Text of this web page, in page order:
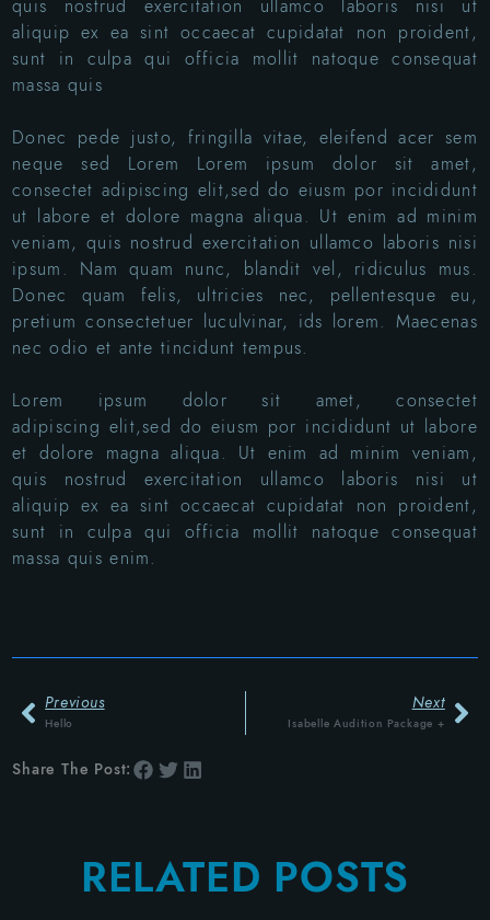
quis nostrud exercitation ullamco laboris nisi ut
aliquip ex ea sint occaecat cupidatat non proident,
sunt in culpa qui officia mollit natoque consequat
massa quis
Donec pede justo, fringilla vitae, eleifend acer sem
neque sed Lorem Lorem ipsum dolor sit amet,
consectet adipiscing elit,sed do eiusm por incididunt
ut labore et dolore magna aliqua. Ut enim ad minim
veniam, quis nostrud exercitation ullamco laboris nisi
ipsum. Nam quam nunc, blandit vel, ridiculus mus.
Donec quam felis, ultricies nec, pellentesque eu,
pretium consectetuer luculvinar, ids lorem. Maecenas
nec odio et ante tincidunt tempus.
Lorem ipsum dolor sit amet, consectet
adipiscing elit,sed do eiusm por incididunt ut labore
et dolore magna aliqua. Ut enim ad minim veniam,
quis nostrud exercitation ullamco laboris nisi ut
aliquip ex ea sint occaecat cupidatat non proident,
sunt in culpa qui officia mollit natoque consequat
massa quis enim.
Previous
Hello
Next
Isabelle Audition Package +
Share The Post:
RELATED POSTS